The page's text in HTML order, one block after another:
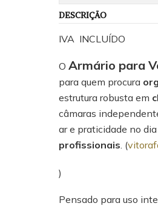
DESCRIÇÃO
IVA INCLUÍDO
O Armário para
para quem procura
estrutura robusta em
câmaras
ar e praticidade no
profissionais . (
)
Pensado para uso